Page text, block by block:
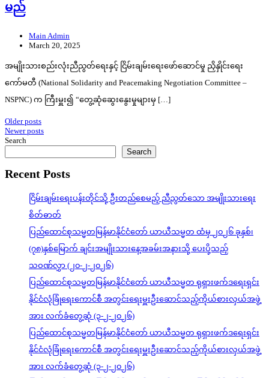
မည်
Main Admin
March 20, 2025
အမျိုးသားစည်းလုံးညီညွတ်ရေးနှင့် ငြိမ်းချမ်းရေးဖော်ဆောင်မှု ညှိနှိုင်းရေး
ကော်မတီ (National Solidarity and Peacemaking Negotiation Committee –
NSPNC) က ကြီးမှူး၍ “တွေ့ဆုံဆွေးနွေးမှုများမှ […]
Posts
navigation
Older posts
Newer posts
Search
Search
Recent Posts
ငြိမ်းချမ်းရေးပန်းတိုင်သို့ ဦးတည်စေမည့် ညီညွတ်သော အမျိုးသားရေး
စိတ်ဓာတ်
ပြည်ထောင်စုသမ္မတမြန်မာနိုင်ငံတော် ယာယီသမ္မတ ထံမှ ၂၀၂၆ ခုနှစ်၊
(၇၈)နှစ်မြောက် ချင်းအမျိုးသားနေ့အခမ်းအနားသို့ ပေးပို့သည့်
သဝဏ်လွှာ (၂၀-၂-၂၀၂၆)
ပြည်ထောင်စုသမ္မတမြန်မာနိုင်ငံတော် ယာယီသမ္မတ ရုရှားဖက်ဒရေးရှင်း
နိုင်ငံလုံခြုံရေးကောင်စီ အတွင်းရေးမှူးဦးဆောင်သည့်ကိုယ်စားလှယ်အဖွဲ့
အား လက်ခံတွေ့ဆုံ (၃-၂-၂၀၂၆)
ပြည်ထောင်စုသမ္မတမြန်မာနိုင်ငံတော် ယာယီသမ္မတ ရုရှားဖက်ဒရေးရှင်း
နိုင်ငံလုံခြုံရေးကောင်စီ အတွင်းရေးမှူးဦးဆောင်သည့်ကိုယ်စားလှယ်အဖွဲ့
အား လက်ခံတွေ့ဆုံ (၃-၂-၂၀၂၆)